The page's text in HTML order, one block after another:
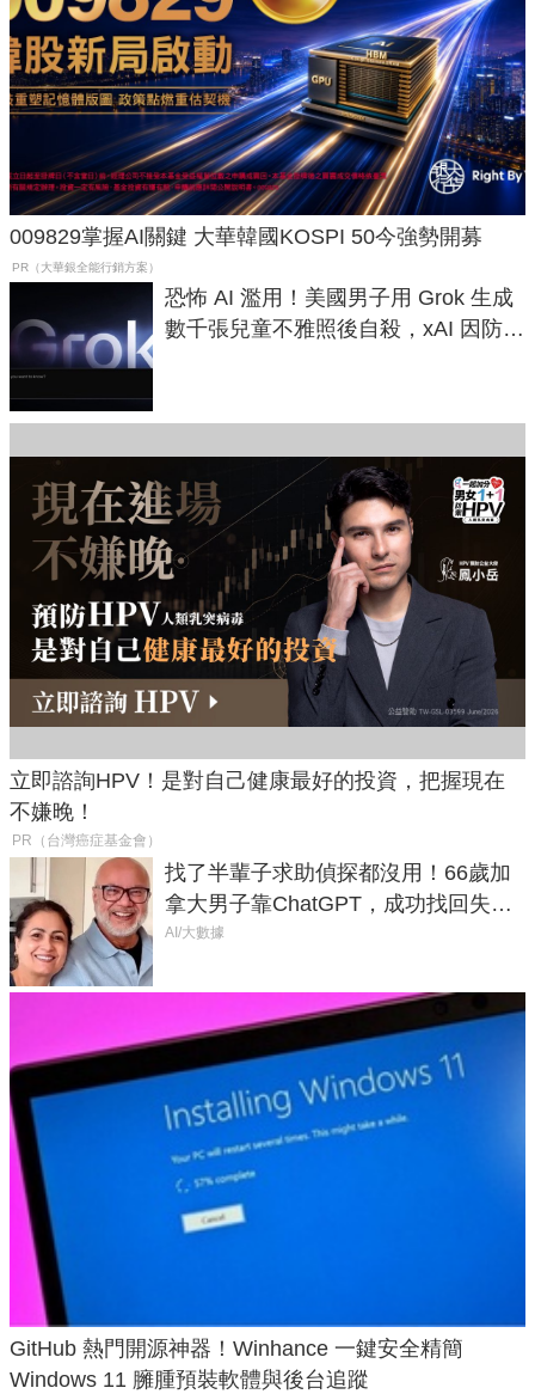
009829掌握AI關鍵 大華韓國KOSPI 50今強勢開募
PR（大華銀全能行銷方案）
恐怖 AI 濫用！美國男子用 Grok 生成
數千張兒童不雅照後自殺，xAI 因防護
立即諮詢HPV！是對自己健康最好的投資，把握現在
不嫌晚！
PR（台灣癌症基金會）
找了半輩子求助偵探都沒用！66歲加
拿大男子靠ChatGPT，成功找回失散
50年家人
AI/大數據
GitHub 熱門開源神器！Winhance 一鍵安全精簡
Windows 11 臃腫預裝軟體與後台追蹤